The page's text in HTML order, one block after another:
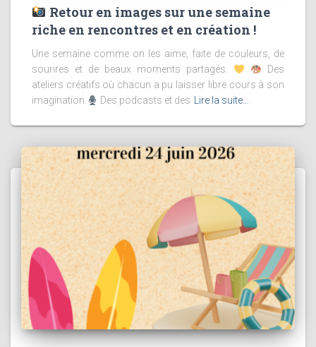
Retour en images sur une semaine
riche en rencontres et en création !
Une semaine comme on les aime, faite de couleurs, de
sourires et de beaux moments partagés.
Des
ateliers créatifs où chacun a pu laisser libre cours à son
imagination.
Des podcasts et des Lire la suite…